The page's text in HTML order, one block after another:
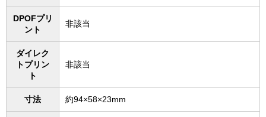
DPOFプリ
ント
非該当
ダイレク
トプリン
ト
非該当
寸法 約94×58×23mm